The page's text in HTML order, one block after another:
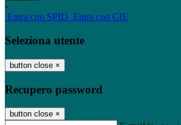
-
Entra con SPID Entra con CIE
Seleziona utente
button close ×
Recupero password
button close ×